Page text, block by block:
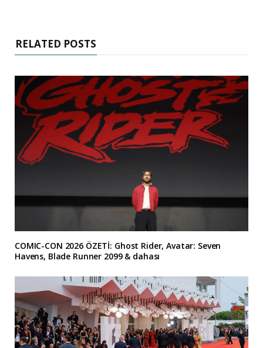
RELATED POSTS
COMIC-CON 2026 ÖZETİ: Ghost Rider, Avatar: Seven
Havens, Blade Runner 2099 & dahası